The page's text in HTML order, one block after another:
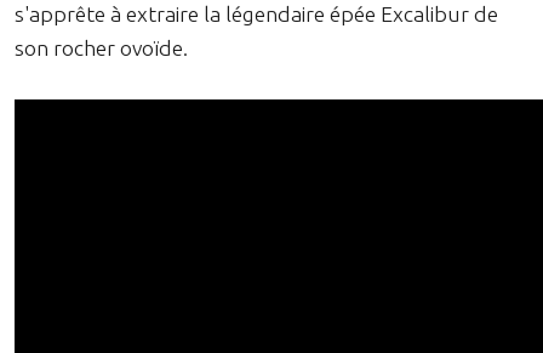
s'apprête à extraire la légendaire épée Excalibur de
son rocher ovoïde.